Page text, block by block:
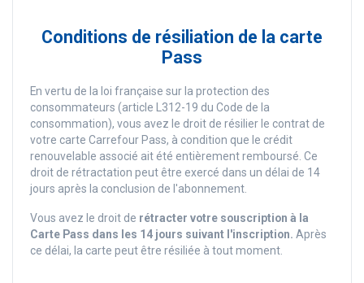
Conditions de résiliation de la carte
Pass
En vertu de la loi française sur la protection des
consommateurs (article L312-19 du Code de la
consommation), vous avez le droit de résilier le contrat de
votre carte Carrefour Pass, à condition que le crédit
renouvelable associé ait été entièrement remboursé. Ce
droit de rétractation peut être exercé dans un délai de 14
jours après la conclusion de l'abonnement.
Vous avez le droit de rétracter votre souscription à la
Carte Pass dans les 14 jours suivant l'inscription. Après
ce délai, la carte peut être résiliée à tout moment.